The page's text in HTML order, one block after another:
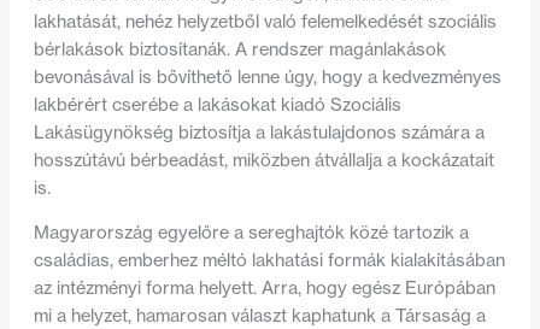
lakhatását, nehéz helyzetből való felemelkedését szociális
bérlakások biztosítanák. A rendszer magánlakások
bevonásával is bővíthető lenne úgy, hogy a kedvezményes
lakbérért cserébe a lakásokat kiadó Szociális
Lakásügynökség biztosítja a lakástulajdonos számára a
hosszútávú bérbeadást, miközben átvállalja a kockázatait
is.
Magyarország egyelőre a sereghajtók közé tartozik a
családias, emberhez méltó lakhatási formák kialakításában
az intézményi forma helyett. Arra, hogy egész Európában
mi a helyzet, hamarosan választ kaphatunk a Társaság a